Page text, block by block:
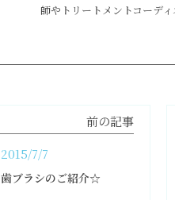
師やトリートメントコーデ
前の記事
2015/7/7
歯ブラシのご紹介☆